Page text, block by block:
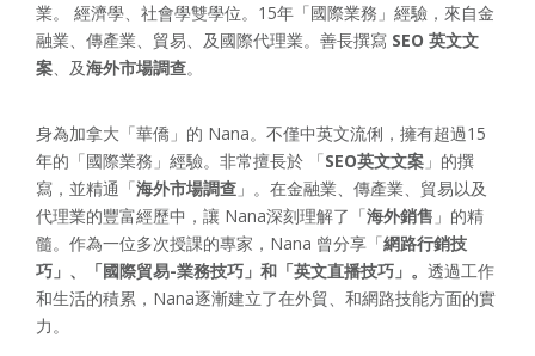
業。 經濟學、社會學雙學位。15年「國際業務」經驗，來自金
融業、傳產業、貿易、及國際代理業。善長撰寫 SEO 英文文
案、及海外市場調查。
身為加拿大「華僑」的 Nana。不僅中英文流俐，擁有超過15
年的「國際業務」經驗。非常擅長於 「SEO英文文案 」的撰
寫，並精通「海外市場調查 」。在金融業、傳產業、貿易以及
代理業的豐富經歷中，讓 Nana深刻理解了「海外銷售 」的精
髓。作為一位多次授課的專家，Nana 曾分享「網路行銷技
巧」、「國際貿易-業務技巧」和「英文直播技巧」。 透過工作
和生活的積累，Nana逐漸建立了在外貿、和網路技能方面的實
力。